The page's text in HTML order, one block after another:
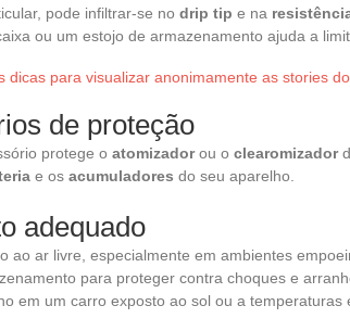
pode infiltrar-se no drip tip e na
ou um estojo de armazenamento ajuda a
dicas para visualizar anonimamente as stories
de proteção
protege o atomizadorou o clearomizador
e os acumuladores do seu aparelho.
adequado
ao ar livre, especialmente em ambientes
para proteger contra choques e
em um carro exposto ao sol ou a temperaturas